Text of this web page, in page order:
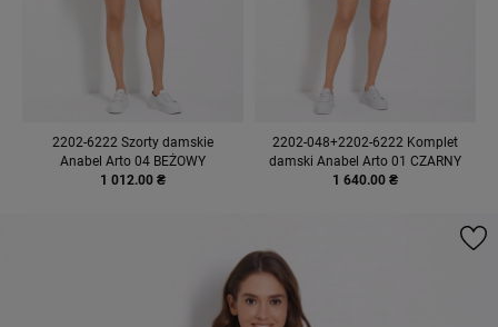
2202-6222 Szorty damskie
Anabel Arto 04 BEŻOWY
1 012.00 ₴
2202-048+2202-6222 Komplet
damski Anabel Arto 01 CZARNY
1 640.00 ₴